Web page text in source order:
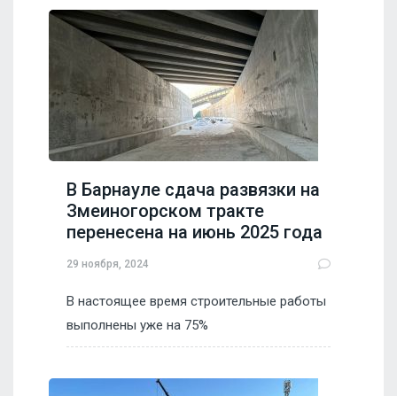
В Барнауле сдача развязки на
Змеиногорском тракте
перенесена на июнь 2025 года
29 ноября, 2024
В настоящее время строительные работы
выполнены уже на 75%